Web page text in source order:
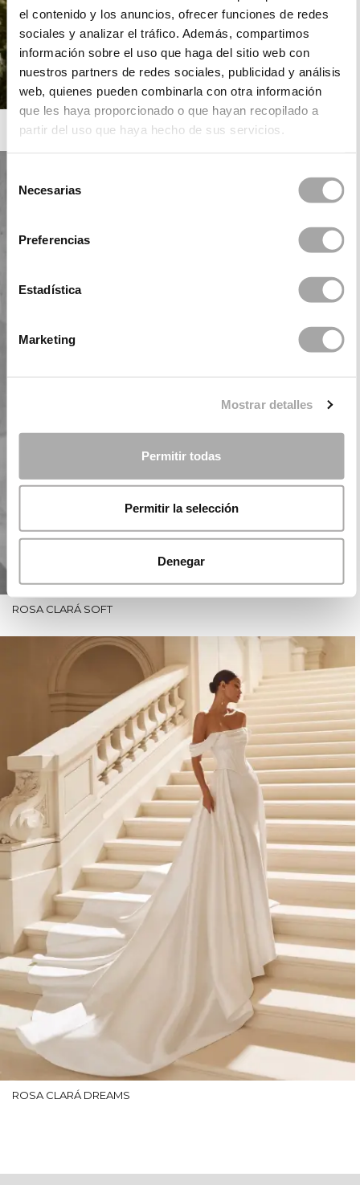
el contenido y los anuncios, ofrecer funciones de redes
sociales y analizar el tráfico. Además, compartimos
información sobre el uso que haga del sitio web con
nuestros partners de redes sociales, publicidad y análisis
web, quienes pueden combinarla con otra información
que les haya proporcionado o que hayan recopilado a
partir del uso que haya hecho de sus servicios.
Necesarias
Preferencias
Estadística
Marketing
Mostrar detalles
Permitir todas
Permitir la selección
Denegar
ROSA CLARÁ
ROSA CLARÁ SOFT
ROSA CLARÁ DREAMS